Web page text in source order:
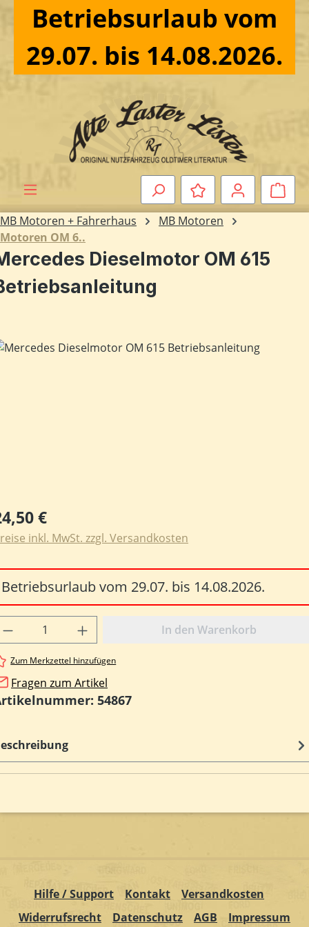
Zum Hauptinhalt springen
Betriebsurlaub vom
29.07. bis 14.08.2026.
MB Motoren + Fahrerhaus
MB Motoren
Motoren OM 6..
Dieselmotor OM 615
überspringen
Preis:
€
inkl. MwSt. zzgl. Versandkosten
Betriebsurlaub vom 29.07. bis 14.08.2026.
Anzahl: Gib den gewünschten
In den Warenkorb
Zum Merkzettel hinzufügen
Fragen zum Artikel
54867
Hilfe / Support Kontakt
Versandkosten
Widerrufsrecht
Datenschutz AGB Impressum